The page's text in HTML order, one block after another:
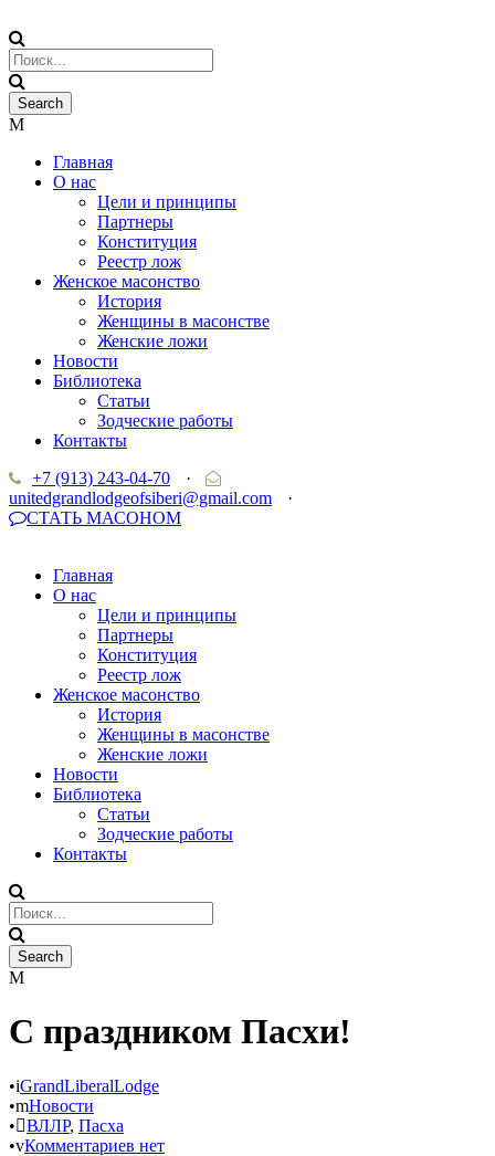
Главная
О нас
Цели и принципы
Партнеры
Конституция
Реестр лож
Женское масонство
История
Женщины в масонстве
Женские ложи
Новости
Библиотека
Статьи
Зодческие работы
Контакты
+7 (913) 243-04-70
·
unitedgrandlodgeofsiberi@gmail.com
·
СТАТЬ МАСОНОМ
Главная
О нас
Цели и принципы
Партнеры
Конституция
Реестр лож
Женское масонство
История
Женщины в масонстве
Женские ложи
Новости
Библиотека
Статьи
Зодческие работы
Контакты
C праздником Пасхи!
• GrandLiberalLodge
•
Новости
•
ВЛЛР, Пасха
• Комментариев нет